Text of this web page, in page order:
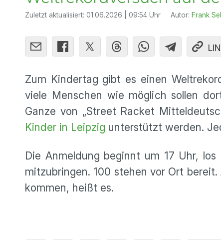
Zuletzt aktualisiert: 01.06.2026 | 09:54 Uhr Autor: Frank
Zum Kindertag gibt es einen
viele Menschen wie möglich sollen
Ganze von „Street Racket
Kinder in Leipzig unterstützt werden.
Die Anmeldung beginnt um 17 Uhr,
mitzubringen. 100 stehen vor Ort
kommen, heißt es.